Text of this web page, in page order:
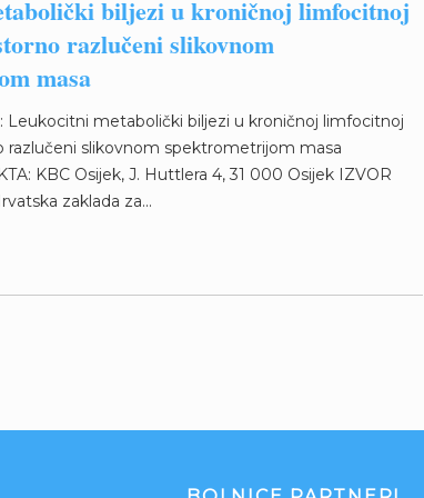
biljezi u kroničnoj limfocitnoj
razlučeni slikovnom
masa
Leukocitni metabolički biljezi u kroničnoj limfocitnoj
razlučeni slikovnom spektrometrijom masa
KBC Osijek, J. Huttlera 4, 31 000 Osijek IZVOR
zaklada za...